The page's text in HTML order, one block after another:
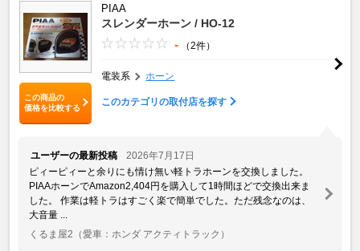
この商品の
価格を比較する
PIAA
スレンダーホーン / HO-12
- （2件）
電装系 ホーン
このカテゴリの取付店を探す
ユーザーの最新投稿
2026年7月17日
ピィーピィーと余りにも情け無い軽トラホーンを交換しました。
PIAAホーンでAmazon2,404円を購入して1時間ほどで交換出来ま
した。 作業は軽トラはすごく楽で簡単でした。ただ残念なのは、
大音量 ...
くるま屋2 （愛車：ホンダ アクティトラック）